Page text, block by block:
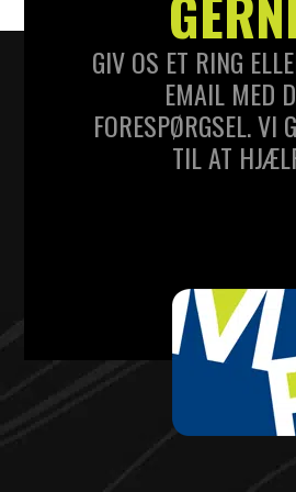
GIV OS ET RING
EMAIL MED
FORESPØRGSEL. VI
TIL AT